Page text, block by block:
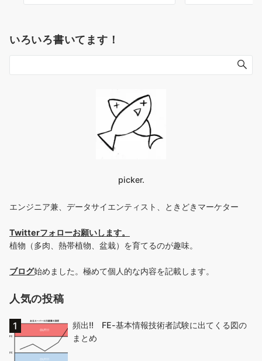
いろいろ書いてます！
picker.
エンジニア兼、データサイエンティスト、ときどきマーケター
Twitterフォローお願いします。
植物（多肉、熱帯植物、盆栽）を育てるのが趣味。
ブログ始めました。極めて個人的な内容を記載します。
人気の投稿
頻出!! FE-基本情報技術者試験に出てくる図の
まとめ